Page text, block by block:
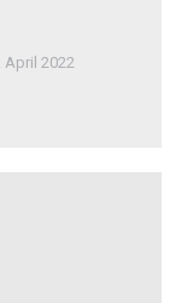
April 2022